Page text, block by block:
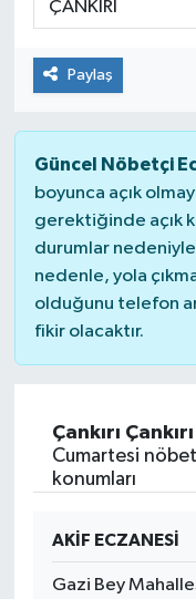
Paylaş
Güncel Nöbetçi
boyunca açık
gerektiğinde açık
durumlar
nedenle, yola
olduğunu telefon
fikir olacaktır.
Çankırı Çankırı
Cumartesi
konumları
AKİF ECZANESİ
Gazi Bey